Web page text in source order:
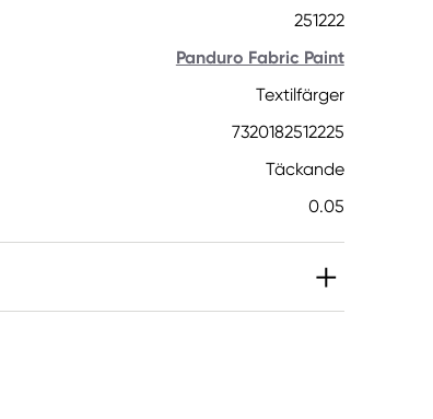
251222
Panduro Fabric Paint
Textilfärger
7320182512225
Täckande
0.05